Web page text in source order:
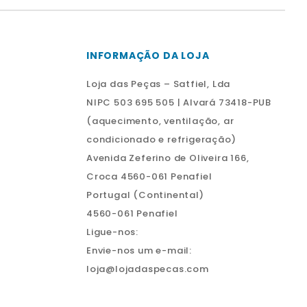
INFORMAÇÃO DA LOJA
Loja das Peças – Satfiel, Lda
NIPC 503 695 505 | Alvará 73418-PUB
(aquecimento, ventilação, ar
condicionado e refrigeração)
Avenida Zeferino de Oliveira 166,
Croca 4560-061 Penafiel
Portugal (Continental)
4560-061 Penafiel
Ligue-nos:
Envie-nos um e-mail:
loja@lojadaspecas.com